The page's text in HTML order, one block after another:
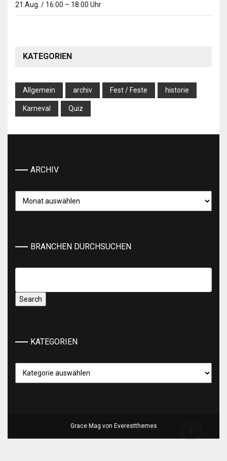
21.Aug. / 16:00 – 18:00 Uhr
KATEGORIEN
Allgemein archiv Fest / Feste historie
Karneval Quiz
ARCHIV
BRANCHEN DURCHSUCHEN
KATEGORIEN
Grace Mag von Everestthemes